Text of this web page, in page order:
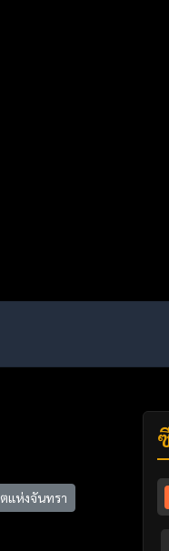
แห่งจันทรา